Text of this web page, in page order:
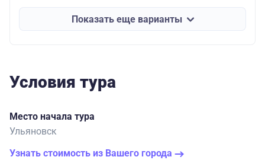
Показать еще варианты
Условия тура
Место начала тура
Ульяновск
Узнать стоимость из Вашего города